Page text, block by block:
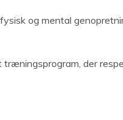
og mental
der